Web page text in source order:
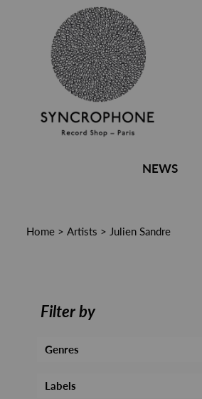
NEWS
Home > Artists > Julien Sandre
Filter by
Genres
Labels